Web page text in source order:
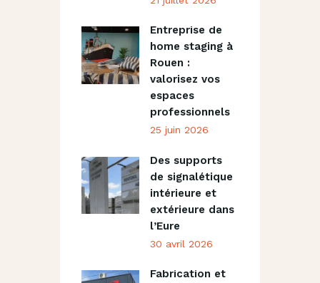
Entreprise de
home staging à
Rouen :
valorisez vos
espaces
professionnels
25 juin 2026
Des supports
de signalétique
intérieure et
extérieure dans
l’Eure
30 avril 2026
Fabrication et